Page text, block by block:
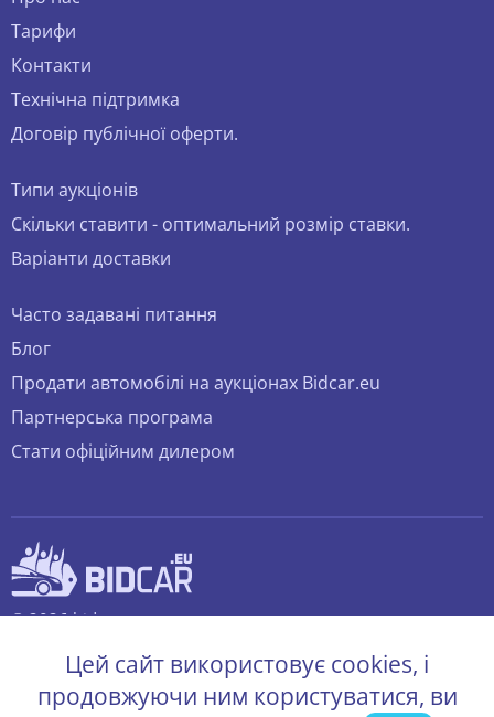
Тарифи
Контакти
Технічна підтримка
Договір публічної оферти.
Типи аукціонів
Скільки ставити - оптимальний розмір ставки.
Варіанти доставки
Часто задавані питання
Блог
Продати автомобілі на аукціонах Bidcar.eu
Партнерська програма
Стати офіційним дилером
© 2026 bidcar.eu
Цей сайт використовує cookies, і
продовжуючи ним користуватися, ви